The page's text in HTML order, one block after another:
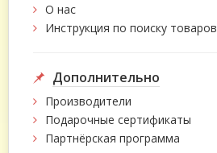
О нас
Инструкция по поиску товаров
Дополнительно
Производители
Подарочные сертификаты
Партнёрская программа